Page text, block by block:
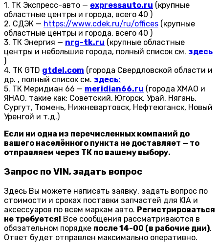
1. ТК Экспресс-авто — expressauto.ru (крупные
областные центры и города, всего 40 )
2. СДЭК — https://www.cdek.ru/ru/offices (крупные
областные центры и города, всего 40 )
3. ТК Энергия — nrg-tk.ru (крупные областные
центры и небольшие города, полный список см. здесь
)
4. ТК GTD gtdel.com (города Свердловской области и
др. , полный список см. здесь:
5. ТК Меридиан 66 — meridian66.ru (города ХМАО и
ЯНАО, такие как: Советский, Югорск, Урай, Нягань,
Сургут, Тюмень, Нижневартовск, Нефтеюганск, Новый
Уренгой и т.д.)
Если ни одна из перечисленных компаний до
вашего населённого пункта не доставляет — то
отправляем через ТК по вашему выбору.
Запрос по VIN, задать вопрос
Здесь Вы можете написать заявку, задать вопрос по
стоимости и сроках поставки запчастей для KIA и
аксессуаров по всем маркам авто. Регистрироваться
не требуется! Все сообщения рассматриваются в
обязательном порядке после 14-00 (в рабочие дни).
Ответ будет отправлен максимально оперативно.